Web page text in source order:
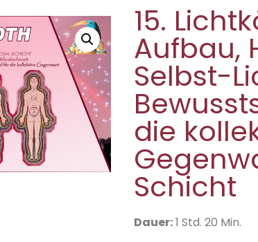
15.
Aufbau,
Selbst-
die
Schicht
Dauer:1 Std. 20 Min.